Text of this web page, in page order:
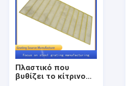
Σπίτι
Προϊόντα
Περίπου εμείς
Γύρος εργοστασίων
Πλαστικό που
βυθίζει το κίτρινο